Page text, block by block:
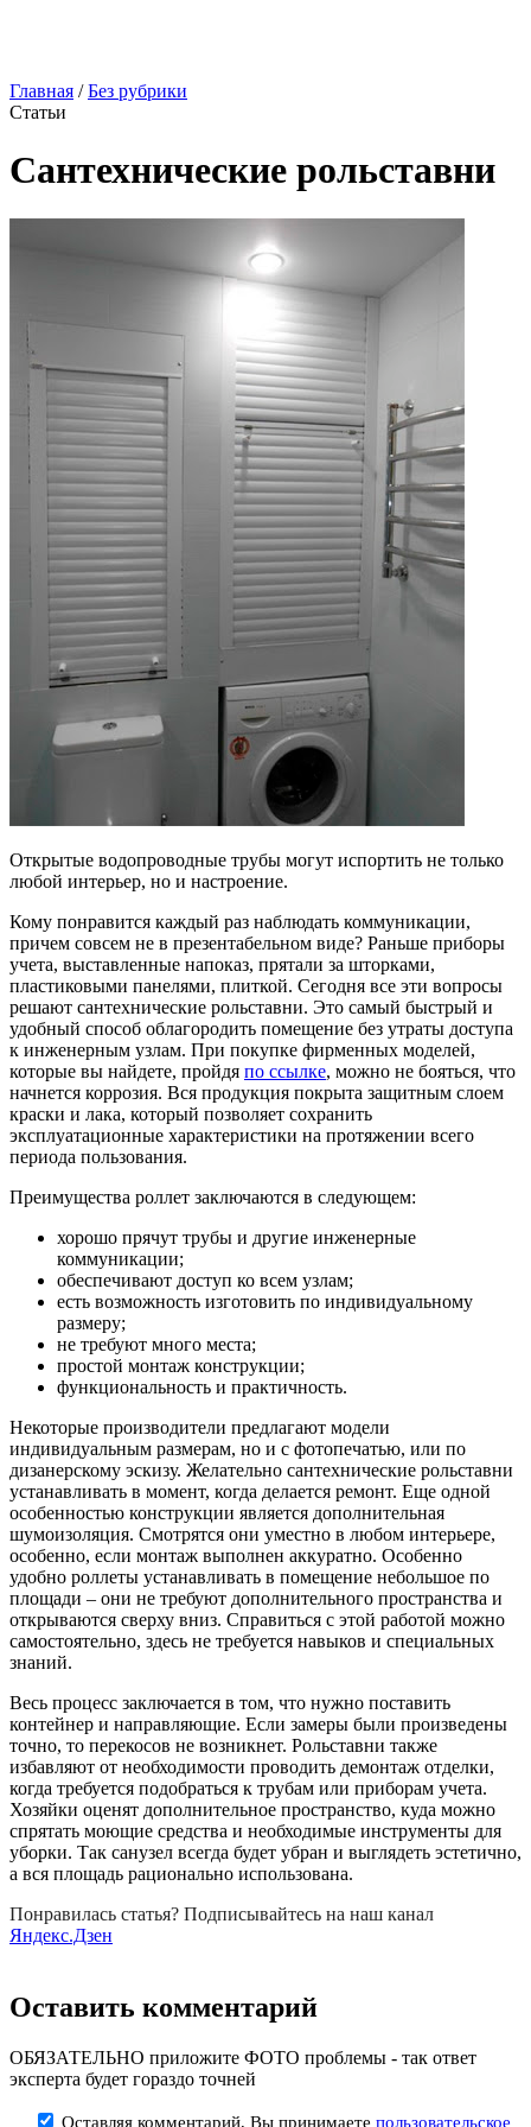
Главная /Без рубрики
Статьи
Сантехнические рольставни
Открытые водопроводные трубы могут испортить не только
любой интерьер, но и настроение.
Кому понравится каждый раз наблюдать коммуникации,
причем совсем не в презентабельном виде? Раньше приборы
учета, выставленные напоказ, прятали за шторками,
пластиковыми панелями, плиткой. Сегодня все эти вопросы
решают сантехнические рольставни. Это самый быстрый и
удобный способ облагородить помещение без утраты доступа
к инженерным узлам. При покупке фирменных моделей,
которые вы найдете, пройдя по ссылке, можно не бояться, что
начнется коррозия. Вся продукция покрыта защитным слоем
краски и лака, который позволяет сохранить
эксплуатационные характеристики на протяжении всего
периода пользования.
Преимущества роллет заключаются в следующем:
хорошо прячут трубы и другие инженерные
коммуникации;
обеспечивают доступ ко всем узлам;
есть возможность изготовить по индивидуальному
размеру;
не требуют много места;
простой монтаж конструкции;
функциональность и практичность.
Некоторые производители предлагают модели
индивидуальным размерам, но и с фотопечатью, или по
дизанерскому эскизу. Желательно сантехнические рольставни
устанавливать в момент, когда делается ремонт. Еще одной
особенностью конструкции является дополнительная
шумоизоляция. Смотрятся они уместно в любом интерьере,
особенно, если монтаж выполнен аккуратно. Особенно
удобно роллеты устанавливать в помещение небольшое по
площади – они не требуют дополнительного пространства и
открываются сверху вниз. Справиться с этой работой можно
самостоятельно, здесь не требуется навыков и специальных
знаний.
Весь процесс заключается в том, что нужно поставить
контейнер и направляющие. Если замеры были произведены
точно, то перекосов не возникнет. Рольставни также
избавляют от необходимости проводить демонтаж отделки,
когда требуется подобраться к трубам или приборам учета.
Хозяйки оценят дополнительное пространство, куда можно
спрятать моющие средства и необходимые инструменты для
уборки. Так санузел всегда будет убран и выглядеть эстетично,
а вся площадь рационально использована.
Понравилась статья? Подписывайтесь на наш канал
Яндекс.Дзен
Оставить комментарий
ОБЯЗАТЕЛЬНО приложите ФОТО проблемы - так ответ
эксперта будет гораздо точней
Оставляя комментарий, Вы принимаете пользовательское